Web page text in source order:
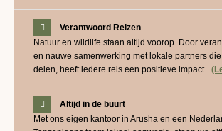
Verantwoord Reizen
Natuur en wildlife staan altijd voorop. Door
en nauwe samenwerking met lokale partners
delen, heeft iedere reis een positieve impact.
Altijd in de buurt
Met ons eigen kantoor in Arusha en een